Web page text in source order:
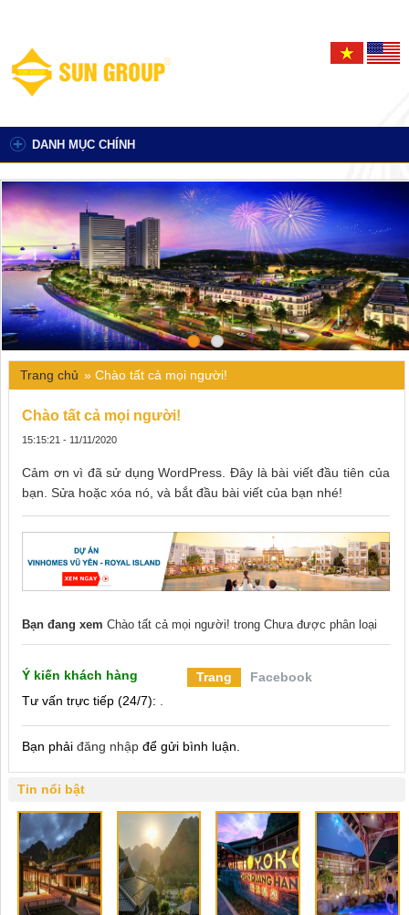
DANH MỤC CHÍNH
Trang chủ » Chào tất cả mọi người!
Chào tất cả mọi người!
15:15:21 - 11/11/2020
Cảm ơn vì đã sử dụng WordPress. Đây là bài viết đầu tiên của
bạn. Sửa hoặc xóa nó, và bắt đầu bài viết của bạn nhé!
Bạn đang xem Chào tất cả mọi người! trong Chưa được phân loại
Ý kiến khách hàng Trang
Facebook
Tư vấn trực tiếp (24/7):
Bạn phải đăng nhập để gửi bình luận.
Tin nổi bật